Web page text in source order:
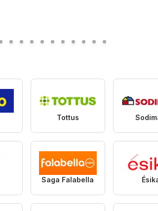
Tottus
Saga Falabella